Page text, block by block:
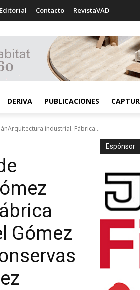
Editorial Contacto RevistaVAD
DERIVA PUBLICACIONES
industrial. Fábrica...
Gómez
Espónsor